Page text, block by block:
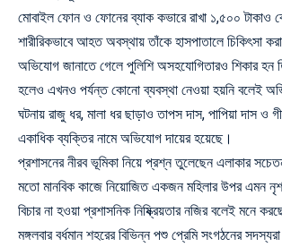
মোবাইল ফোন ও ফোনের ব্যাক কভারে রাখা ১,৫০০ টাকাও
শারীরিকভাবে আহত অবস্থায় তাঁকে হাসপাতালে চিকিৎসা
অভিযোগ জানাতে গেলে পুলিশি অসহযোগিতারও শিকার হন
হলেও এখনও পর্যন্ত কোনো ব্যবস্থা নেওয়া হয়নি বলেই
ঘটনায় রাজু ধর, মালা ধর ছাড়াও তাপস দাস, পাপিয়া দাস ও
একাধিক ব্যক্তির নামে অভিযোগ দায়ের হয়েছে।
প্রশাসনের নীরব ভূমিকা নিয়ে প্রশ্ন তুলেছেন এলাকার
মতো মানবিক কাজে নিয়োজিত একজন মহিলার উপর এমন
বিচার না হওয়া প্রশাসনিক নিষ্ক্রিয়তার নজির বলেই মনে
মঙ্গলবার বর্ধমান শহরের বিভিন্ন পশু প্রেমি সংগঠনের